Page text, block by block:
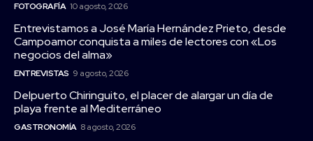
FOTOGRAFÍA 10 agosto, 2026
Entrevistamos a José María Hernández Prieto, desde
Campoamor conquista a miles de lectores con «Los
negocios del alma»
ENTREVISTAS 9 agosto, 2026
Delpuerto Chiringuito, el placer de alargar un día de
playa frente al Mediterráneo
GASTRONOMÍA 8 agosto, 2026